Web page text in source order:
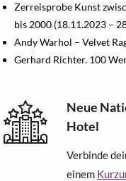
Zerreisprobe Kunst
bis 2000 (18.11.2023 –
Andy Warhol – Velvet
Gerhard Richter. 100
Neue
Hotel
Verbinde
einem